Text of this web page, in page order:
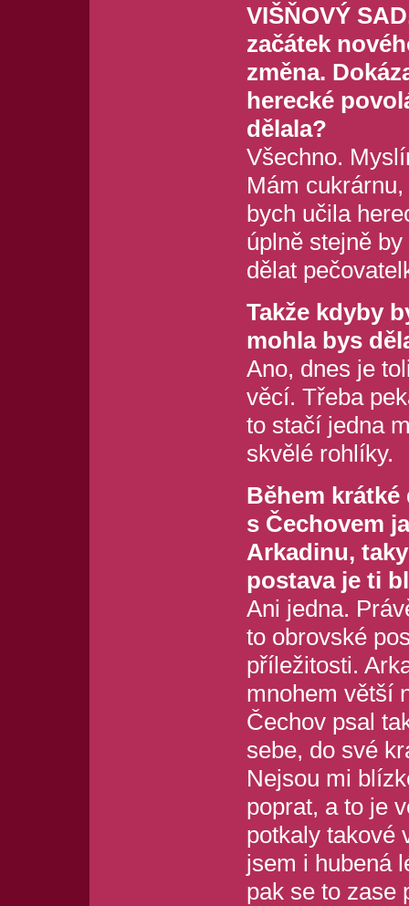
VIŠŇOVÝ
začátek
změna.
herecké
dělala?
Všechno.
Mám
bych učila
úplně stejně
dělat
Takže kdyby
mohla bys
Ano, dnes je
věcí. Třeba
to stačí jedna
skvělé rohlíky.
Během
s Čechovem
Arkadinu,
postava je ti
Ani jedna.
to obrovské
příležitosti.
mnohem větší
Čechov psal
sebe, do své
Nejsou mi
poprat, a to je
potkaly takové
jsem i hubená
pak se to zase